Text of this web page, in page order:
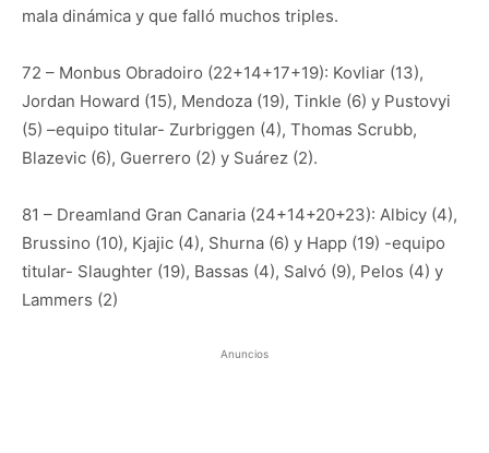
mala dinámica y que falló muchos triples.
72 – Monbus Obradoiro (22+14+17+19): Kovliar (13),
Jordan Howard (15), Mendoza (19), Tinkle (6) y Pustovyi
(5) –equipo titular- Zurbriggen (4), Thomas Scrubb,
Blazevic (6), Guerrero (2) y Suárez (2).
81 – Dreamland Gran Canaria (24+14+20+23): Albicy (4),
Brussino (10), Kjajic (4), Shurna (6) y Happ (19) -equipo
titular- Slaughter (19), Bassas (4), Salvó (9), Pelos (4) y
Lammers (2)
Anuncios